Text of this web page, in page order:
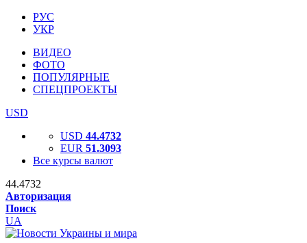
РУС
УКР
ВИДЕО
ФОТО
ПОПУЛЯРНЫЕ
СПЕЦПРОЕКТЫ
USD
USD 44.4732
EUR 51.3093
Все курсы валют
44.4732
Авторизация
Поиск
UA